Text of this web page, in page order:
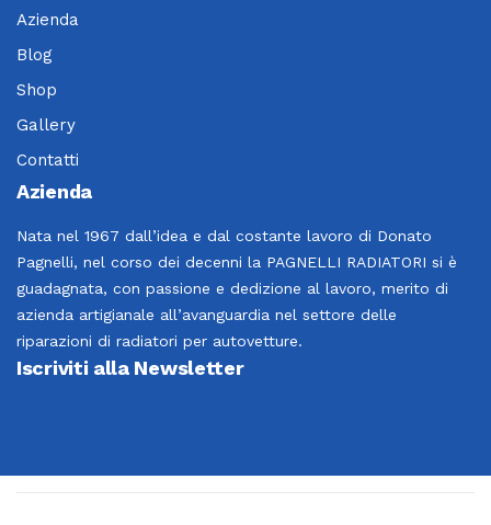
Azienda
Blog
Shop
Gallery
Contatti
Azienda
Nata nel 1967 dall’idea e dal costante lavoro di Donato
Pagnelli, nel corso dei decenni la PAGNELLI RADIATORI si è
guadagnata, con passione e dedizione al lavoro, merito di
azienda artigianale all’avanguardia nel settore delle
riparazioni di radiatori per autovetture.
Iscriviti alla Newsletter